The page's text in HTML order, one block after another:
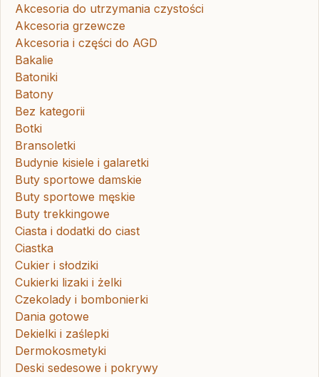
Akcesoria do utrzymania czystości
Akcesoria grzewcze
Akcesoria i części do AGD
Bakalie
Batoniki
Batony
Bez kategorii
Botki
Bransoletki
Budynie kisiele i galaretki
Buty sportowe damskie
Buty sportowe męskie
Buty trekkingowe
Ciasta i dodatki do ciast
Ciastka
Cukier i słodziki
Cukierki lizaki i żelki
Czekolady i bombonierki
Dania gotowe
Dekielki i zaślepki
Dermokosmetyki
Deski sedesowe i pokrywy